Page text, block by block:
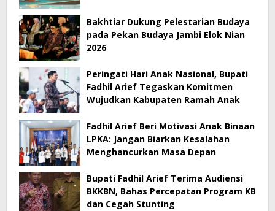
Bakhtiar Dukung Pelestarian Budaya
pada Pekan Budaya Jambi Elok Nian
2026
Peringati Hari Anak Nasional, Bupati
Fadhil Arief Tegaskan Komitmen
Wujudkan Kabupaten Ramah Anak
Fadhil Arief Beri Motivasi Anak Binaan
LPKA: Jangan Biarkan Kesalahan
Menghancurkan Masa Depan
Bupati Fadhil Arief Terima Audiensi
BKKBN, Bahas Percepatan Program KB
dan Cegah Stunting